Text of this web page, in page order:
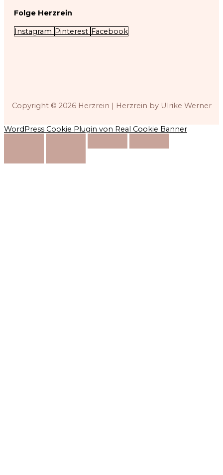
Folge Herzrein
Instagram Pinterest Facebook
Copyright © 2026 Herzrein | Herzrein by Ulrike Werner
WordPress Cookie Plugin von Real Cookie Banner